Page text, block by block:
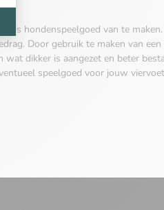
hondenspeelgoed van te
Door gebruik te maken van
dikker is aangezet en beter
speelgoed voor jouw